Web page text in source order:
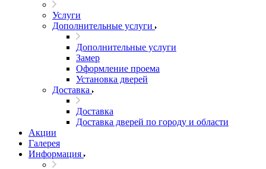
Услуги
Дополнительные услуги
Дополнительные услуги
Замер
Оформление проема
Установка дверей
Доставка
Доставка
Доставка дверей по городу и области
Акции
Галерея
Информация